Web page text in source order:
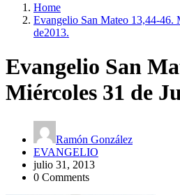
Home
Evangelio San Mateo 13,44-46.
de2013.
Evangelio San
Miércoles 31 de
Ramón González
EVANGELIO
julio 31, 2013
0 Comments